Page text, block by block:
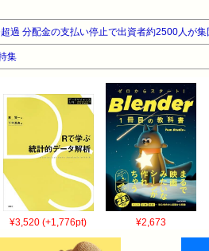
過 分配金の支払い停止で出資者約2500人が集
集
¥3,520 (+1,776pt) ¥2,673